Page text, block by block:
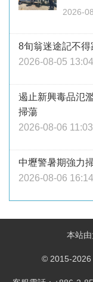
2026-
8旬翁迷途記不
2026-08-05 13:04
遏止新興毒品氾
掃蕩
2026-08-06 11:03
中壢警暑期強力
2026-08-06 16:14
本站
© 2015-2026